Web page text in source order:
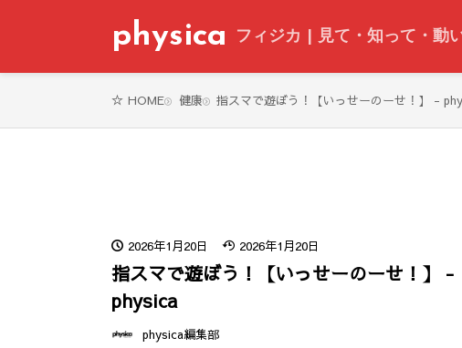
physica フィジカ | 見て・知って・動
HOME 健康 指スマで遊ぼう！【いっせーのーせ！】 -
2026年1月20日 2026年1月20日
指スマで遊ぼう！【いっせーのーせ！】 -
physica
physica編集部